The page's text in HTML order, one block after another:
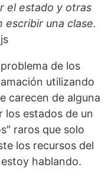
el estado y otras
escribir una clase.
de los
utilizando
carecen de alguna
los estados de un
raros que solo
los recursos del
hablando.